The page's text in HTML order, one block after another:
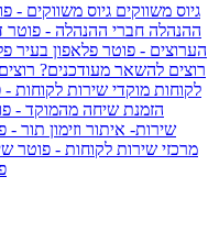
גיוס משווקים גיוס משווקים -
ההנהלה חברי ההנהלה - פוטר
הערוצים - פוטר פלאפון בעיר
רוצים להשאר מעודכנים?
לקוחות מוקדי שירות לקוחות -
הזמנת שיחה מהמוקד -
שירות- איתור וזימון תור -
מרכזי שירות לקוחות - פוטר